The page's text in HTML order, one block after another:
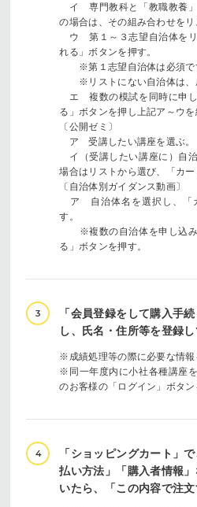
イ 専門教科と「教職教養」
の場合は、その組み合わせをリ
ウ 第１～３志望自治体をリ
れる」ボタンを押す。
※第１志望自治体は必須で
※リストにない自治体は、
エ 複数の模試を同時に申し
る」ボタンを押し上記ア～ウを
〔公開ゼミ〕
ア 受講したい講座を選ぶ。
イ（受講したい講座に）自
場合はリストから選び、「カー
〔自治体別ガイダンス動画〕
ア 自治体名を選択し、「
す。
※複数の自治体を申し込み
る」ボタンを押す。
3
「会員登録をして購入手
し、氏名・住所等を登録し
※成績処理等の際に必要な情報
※同一年度内に小社各種講座
のお客様の「ログイン」ボタン
4
「ショッピングカート」
払い方法」「購入者情報
いたら、「この内容で注文